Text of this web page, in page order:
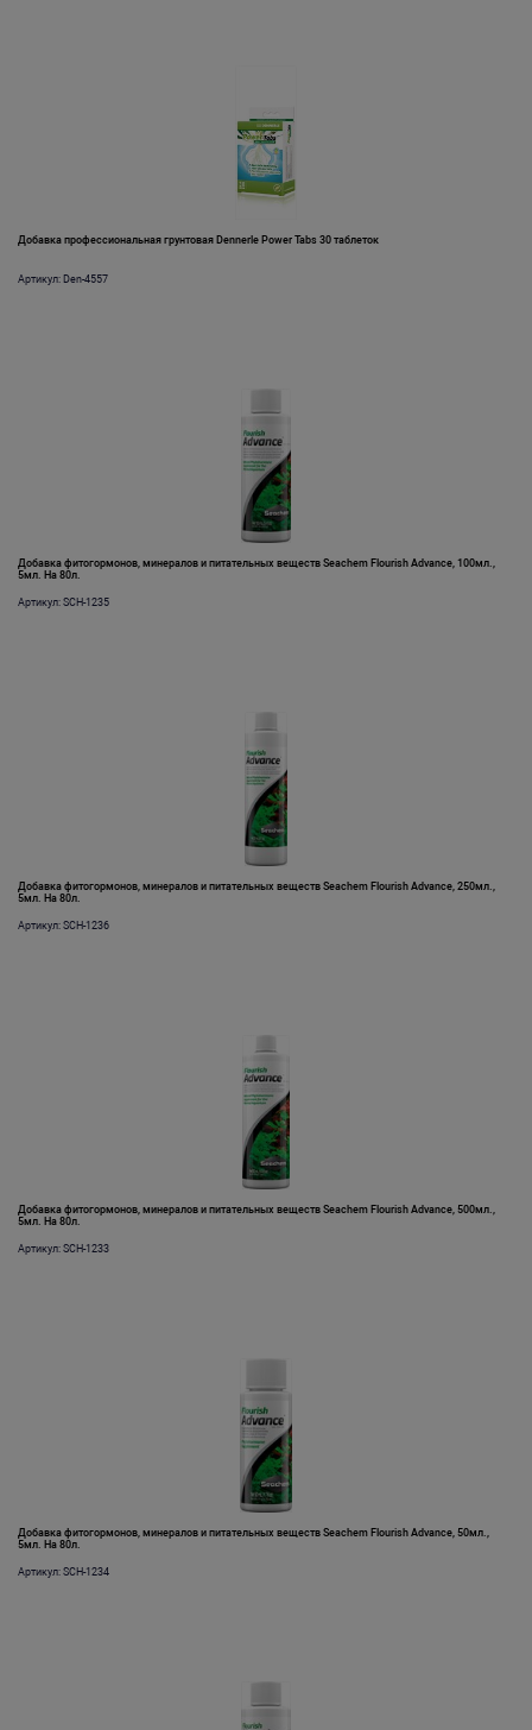
Добавка профессиональная грунтовая Dennerle Power Tabs 30 таблеток
Артикул: Den-4557
Добавка фитогормонов, минералов и питательных веществ Seachem Flourish Advance, 100мл.,
5мл. На 80л.
Артикул: SCH-1235
Добавка фитогормонов, минералов и питательных веществ Seachem Flourish Advance, 250мл.,
5мл. На 80л.
Артикул: SCH-1236
Добавка фитогормонов, минералов и питательных веществ Seachem Flourish Advance, 500мл.,
5мл. На 80л.
Артикул: SCH-1233
Добавка фитогормонов, минералов и питательных веществ Seachem Flourish Advance, 50мл.,
5мл. На 80л.
Артикул: SCH-1234